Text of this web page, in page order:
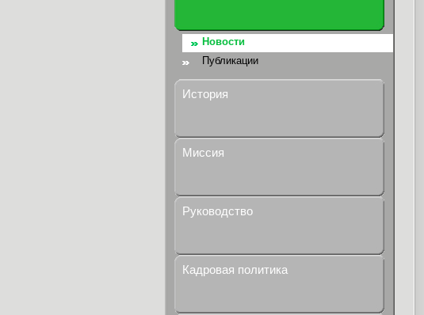
Новости
Публикации
История
Миссия
Руководство
Кадровая политика